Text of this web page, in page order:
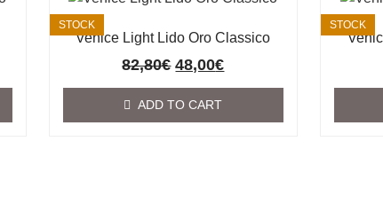
Venice Light Lido Oro Classico
STOCK
82,80€ 48,00€
ADD TO CART
STOCK